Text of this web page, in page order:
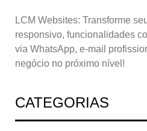
LCM Websites: Transforme
responsivo, funcionalidades
via WhatsApp, e-mail
negócio no próximo nível!
CATEGORIAS